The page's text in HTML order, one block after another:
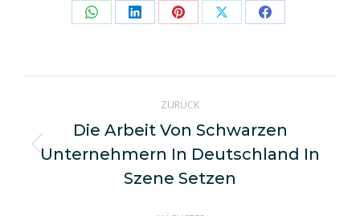
Share Share Share Share Share
Kommentarnavigation
ZURÜCK
Vorheriger
Beitrag:
Die Arbeit Von Schwarzen
Unternehmern In Deutschland In
Szene Setzen